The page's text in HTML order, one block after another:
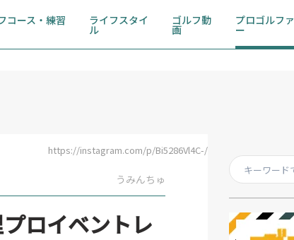
コース・練習 ライフスタイ
ル
ゴルフ動
画
プロゴルファ
ー
https://instagram.com/p/Bi5286Vl4C-/
うみんちゅ
ロイベントレ